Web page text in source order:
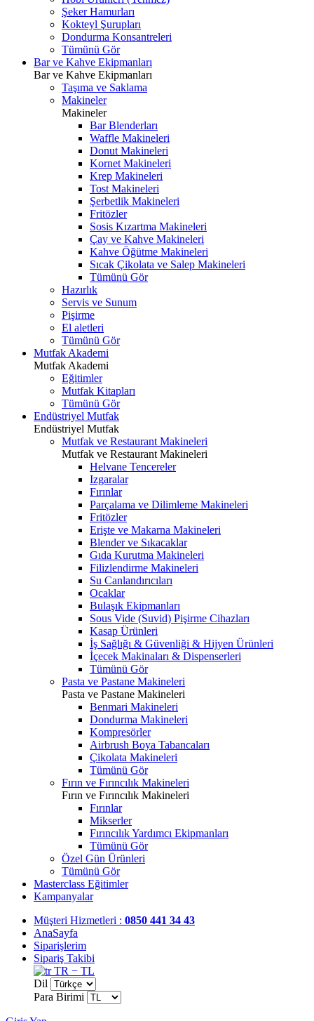
Şeker Hamurları
Kokteyl Şurupları
Dondurma Konsantreleri
Tümünü Gör
Bar ve Kahve Ekipmanları
Bar ve Kahve Ekipmanları
Taşıma ve Saklama
Makineler
Makineler
Bar Blenderları
Waffle Makineleri
Donut Makineleri
Kornet Makineleri
Krep Makineleri
Tost Makineleri
Şerbetlik Makineleri
Fritözler
Sosis Kızartma Makineleri
Çay ve Kahve Makineleri
Kahve Öğütme Makineleri
Sıcak Çikolata ve Salep Makineleri
Tümünü Gör
Hazırlık
Servis ve Sunum
Pişirme
El aletleri
Tümünü Gör
Mutfak Akademi
Mutfak Akademi
Eğitimler
Mutfak Kitapları
Tümünü Gör
Endüstriyel Mutfak
Endüstriyel Mutfak
Mutfak ve Restaurant Makineleri
Mutfak ve Restaurant Makineleri
Helvane Tencereler
Izgaralar
Fırınlar
Parçalama ve Dilimleme Makineleri
Fritözler
Erişte ve Makarna Makineleri
Blender ve Sıkacaklar
Gıda Kurutma Makineleri
Filizlendirme Makineleri
Su Canlandırıcıları
Ocaklar
Bulaşık Ekipmanları
Sous Vide (Suvid) Pişirme Cihazları
Kasap Ürünleri
İş Sağlığı & Güvenliği & Hijyen Ürünleri
İçecek Makinaları & Dispenserleri
Tümünü Gör
Pasta ve Pastane Makineleri
Pasta ve Pastane Makineleri
Benmari Makineleri
Dondurma Makineleri
Kompresörler
Airbrush Boya Tabancaları
Çikolata Makineleri
Tümünü Gör
Fırın ve Fırıncılık Makineleri
Fırın ve Fırıncılık Makineleri
Fırınlar
Mikserler
Fırıncılık Yardımcı Ekipmanları
Tümünü Gör
Özel Gün Ürünleri
Tümünü Gör
Masterclass Eğitimler
Kampanyalar
Müşteri Hizmetleri : 0850 441 34 43
AnaSayfa
Siparişlerim
Sipariş Takibi
TR − TL
Dil
Para Birimi